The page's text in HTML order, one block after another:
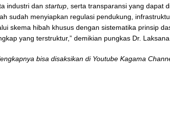
industri dan startup, serta transparansi yang dapat
sudah menyiapkan regulasi pendukung,
skema hibah khusus dengan sistematika prinsip
yang terstruktur,” demikian pungkas Dr.
bisa disaksikan di Youtube Kagama